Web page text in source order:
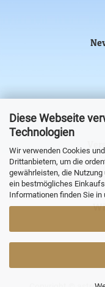
Diese Webseite
Technologien
Wir verwenden Cookies
Drittanbietern, um die
gewährleisten, die
ein bestmögliches
Informationen finden Sie in